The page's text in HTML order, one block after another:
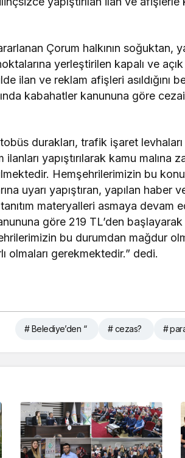
Çorum halkının soğuktan,
yerleştirilen kapalı ve
ilan ve reklam afişleri asıldığını
kabahatler kanununa göre
durakları, trafik işaret levhaları
ilanları yapıştırılarak kamu
Hemşehrilerimizin bu
uyarı yapıştıran, yapılan haber
materyalleri asmaya devam
göre 219 TL’den
bu durumdan mağdur
olmaları gerekmektedir.” dedi.
# Belediye’den “ # cezas? #